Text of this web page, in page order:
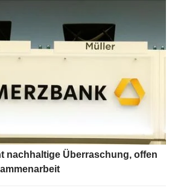
nachhaltige Überraschung, offen